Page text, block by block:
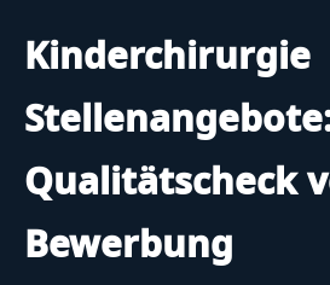
Kinderchirurgie
Qualitätscheck
Bewerbung